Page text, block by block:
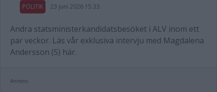
POLITIK 23 juni 2026 15.33
Andra statsministerkandidatsbesöket i ALV inom ett
par veckor. Läs vår exklusiva intervju med Magdalena
Andersson (S) här.
Annons: